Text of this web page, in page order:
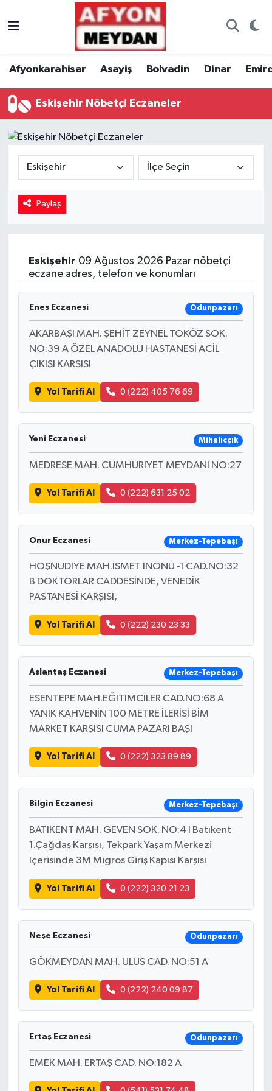
Afyonkarahisar Asayiş Bolvadin Dinar
Eskişehir Nöbetçi Eczaneler
Paylaş
Eskişehir 09 Ağustos 2026 Pazar nöbetçi
eczane adres, telefon ve konumları
Enes Eczanesi Odunpazarı
AKARBAŞI MAH. ŞEHİT ZEYNEL TOKÖZ SOK.
NO:39 A ÖZEL ANADOLU HASTANESİ ACİL
ÇIKIŞI KARŞISI
Yol Tarifi Al 0 (222) 405 76 69
Yeni Eczanesi Mihalıcçık
MEDRESE MAH. CUMHURIYET MEYDANI NO:27
Yol Tarifi Al 0 (222) 631 25 02
Onur Eczanesi Merkez-Tepebaşı
HOŞNUDİYE MAH.İSMET İNÖNÜ -1 CAD.NO:32
B DOKTORLAR CADDESİNDE, VENEDİK
PASTANESİ KARŞISI,
Yol Tarifi Al 0 (222) 230 23 33
Aslantaş Eczanesi Merkez-Tepebaşı
ESENTEPE MAH.EĞİTİMCİLER CAD.NO:68 A
YANIK KAHVENİN 100 METRE İLERİSİ BİM
MARKET KARŞISI CUMA PAZARI BAŞI
Yol Tarifi Al 0 (222) 323 89 89
Bilgin Eczanesi Merkez-Tepebaşı
BATIKENT MAH. GEVEN SOK. NO:4 I Batıkent
1.Çağdaş Karşısı, Tekpark Yaşam Merkezi
İçerisinde 3M Migros Giriş Kapısı Karşısı
Yol Tarifi Al 0 (222) 320 21 23
Neşe Eczanesi Odunpazarı
GÖKMEYDAN MAH. ULUS CAD. NO:51 A
Yol Tarifi Al 0 (222) 240 09 87
Ertaş Eczanesi Odunpazarı
EMEK MAH. ERTAŞ CAD. NO:182 A
Nöbetçi Eczaneler
Trafik Durumu
Süper Lig Puan Durumu ve Fikstür
Tüm Manşetler
Son Dakika Haberleri